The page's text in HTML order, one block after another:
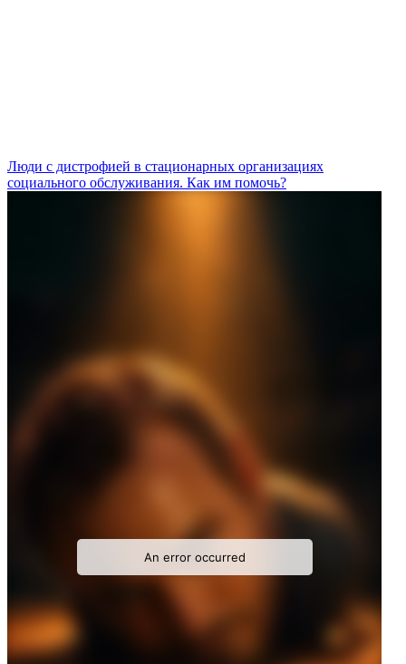
Люди с дистрофией в стационарных организациях
социального обслуживания. Как им помочь?